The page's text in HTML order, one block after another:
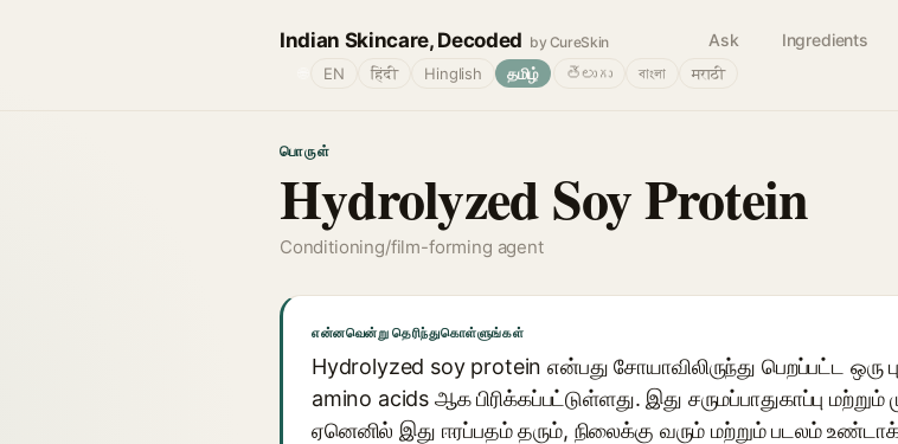
Indian Skincare, Decoded by CureSkin Ask Ingredients
EN हिंदी Hinglish தமிழ் తెలుగు বাংলা मराठी
பொருள்
Hydrolyzed Soy Protein
Conditioning/film-forming agent
என்னவென்று தெரிந்துகொள்ளுங்கள்
Hydrolyzed soy protein என்பது சோயாவிலிருந்து பெறப்பட்ட ஒரு
amino acids ஆக பிரிக்கப்பட்டுள்ளது. இது சருமப்பாதுகாப்பு மற்றும்
ஏனெனில் இது ஈரப்பதம் தரும், நிலைக்கு வரும் மற்றும் படலம்